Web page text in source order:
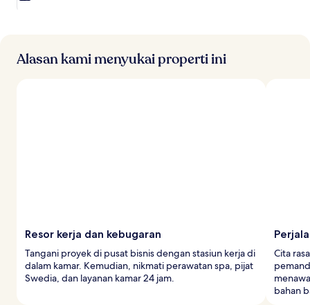
r
a
Alasan kami menyukai properti ini
Resor kerja dan kebugaran
Tangani proyek di pusat bisnis dengan stasiun kerja di
dalam kamar. Kemudian, nikmati perawatan spa, pijat
Swedia, dan layanan kamar 24 jam.
Cita
bahan